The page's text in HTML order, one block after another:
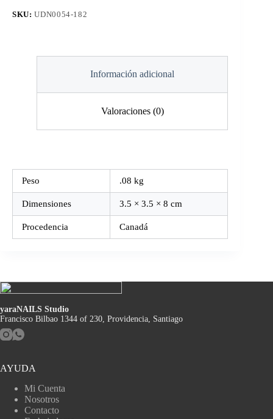
SKU:UDN0054-182
Información adicional
Valoraciones (0)
Peso .08 kg
Dimensiones 3.5 × 3.5 × 8 cm
Procedencia Canadá
yaraNAILS Studio
Francisco Bilbao 1344 of 230, Providencia, Santiago
AYUDA
Mi Cuenta
Nosotros
Contacto